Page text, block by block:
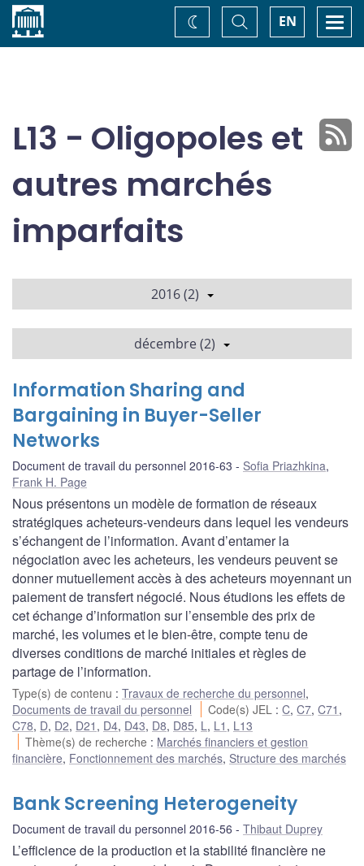
Accueil EN
Basculer
la
recherche
Changez
de
L13 - Oligopoles et
autres marchés
imparfaits
2016 (2)
décembre (2)
Information Sharing and
Bargaining in Buyer-Seller
Networks
Document de travail du personnel 2016-63 Sofia Priazhkina,
Frank H. Page
Nous présentons un modèle de formation de réseaux
stratégiques acheteurs-vendeurs dans lequel les vendeurs
s’échangent de l’information. Avant d’entamer la
négociation avec les acheteurs, les vendeurs peuvent se
donner mutuellement accès à des acheteurs moyennant un
paiement de transfert négocié. Nous étudions les effets de
cet échange d’information sur l’ensemble des prix de
marché, les volumes et le bien-être, compte tenu de
diverses conditions de marché initiales et règles de
partage de l’information.
Type(s) de contenu : Travaux de recherche du personnel,
Documents de travail du personnel
Code(s) JEL :C,C7,C71 ,
C78, D, D2, D21 , D4, D43, D8, D85, L , L1 , L13
Thème(s) de recherche : Marchés financiers et gestion
financière, Fonctionnement des marchés, Structure des marchés
Bank Screening Heterogeneity
Document de travail du personnel 2016-56 Thibaut Duprey
L’efficience de la production et la stabilité financière ne